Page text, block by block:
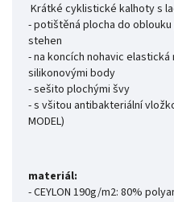
Krátké cyklistické kalhoty s
- potištěná plocha do
stehen
- na koncích nohavic
silikonovými body
- sešito plochými švy
- s všitou antibakteriální
MODEL)
materiál:
- CEYLON 190g/m2: 80%